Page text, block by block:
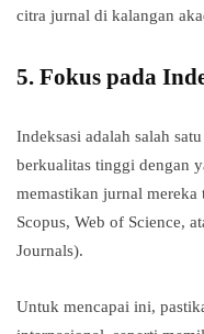
citra jurnal di kalangan
5. Fokus pada
Indeksasi adalah salah
berkualitas tinggi dengan
memastikan jurnal mereka
Scopus, Web of Science,
Journals).
Untuk mencapai ini,